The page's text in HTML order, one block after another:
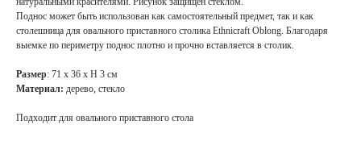
Поднос может быть использован как самостоятельный предмет, так и как
столешница для овального приставного столика Ethnicraft Oblong. Благодаря
выемке по периметру поднос плотно и прочно вставляется в столик.
Размер: 71 х 36 х Н 3 см
Материал: дерево, стекло
Подходит для овального приставного стола